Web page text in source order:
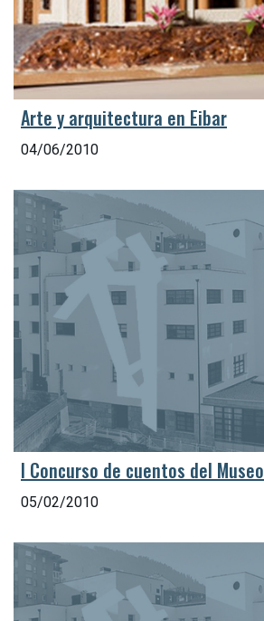
Arte y arquitectura en Eibar
04/06/2010
I Concurso de cuentos del Museo
05/02/2010